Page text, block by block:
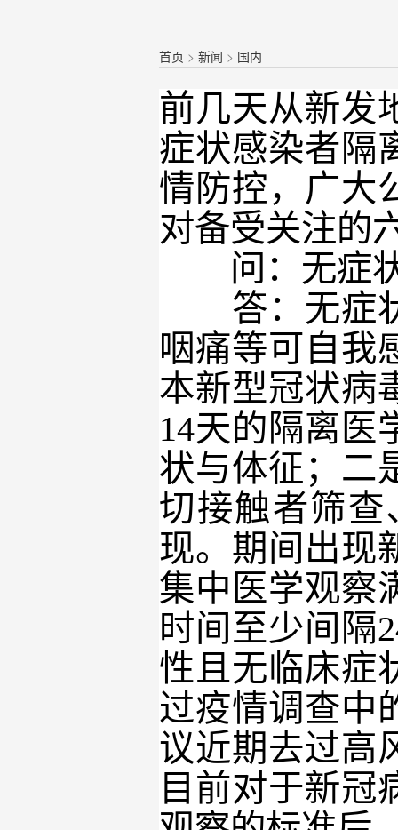
首页 >新闻 > 国内
前几天从新发
症状感染者隔
情防控，广大
对备受关注的
问：无症状
答：无症状
咽痛等可自我
本新型冠状病
14天的隔离医
状与体征；二
切接触者筛
现。期间出现
集中医学观察
时间至少间隔
性且无临床症
过疫情调查中
议近期去过高
目前对于新冠